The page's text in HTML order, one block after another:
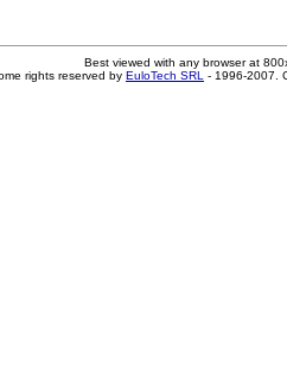
Best viewed with any browser at
rights reserved by EuloTech SRL - 1996-2007.